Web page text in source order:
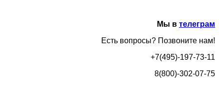
Мы в телеграм
Есть вопросы? Позвоните нам!
+7(495)-197-73-11
8(800)-302-07-75